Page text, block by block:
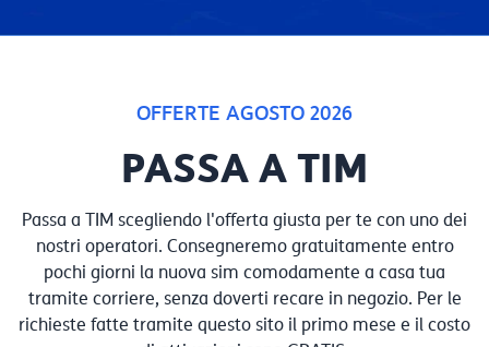
OFFERTE AGOSTO 2026
PASSA A TIM
Passa a TIM scegliendo l'offerta giusta per te con uno dei
nostri operatori. Consegneremo gratuitamente entro
pochi giorni la nuova sim comodamente a casa tua
tramite corriere, senza doverti recare in negozio. Per le
richieste fatte tramite questo sito il primo mese e il costo